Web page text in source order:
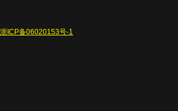
浙ICP备06020153号-1